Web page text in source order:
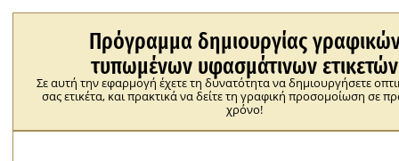
Πρόγραμμα δημιουργίας
τυπωμένων υφασμάτινων ετικετών
Σε αυτή την εφαρμογή έχετε τη δυνατότητα να δημιουργήσετε
σας ετικέτα, και πρακτικά να δείτε τη γραφική προσομοίωση σε
χρόνο!